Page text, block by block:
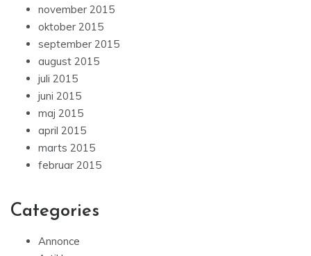
november 2015
oktober 2015
september 2015
august 2015
juli 2015
juni 2015
maj 2015
april 2015
marts 2015
februar 2015
Categories
Annonce